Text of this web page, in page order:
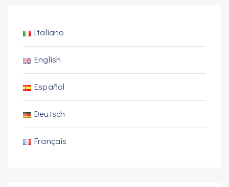
Italiano
English
Español
Deutsch
Français